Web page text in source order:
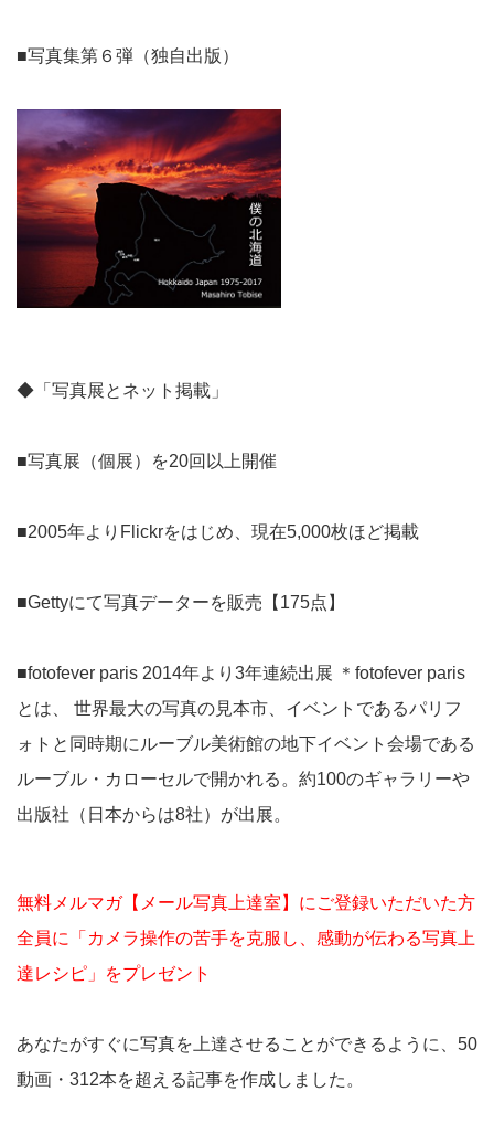
■写真集第６弾（独自出版）
◆「写真展とネット掲載」
■写真展（個展）を20回以上開催
■2005年よりFlickrをはじめ、現在5,000枚ほど掲載
■Gettyにて写真データーを販売【175点】
■fotofever paris 2014年より3年連続出展 ＊fotofever paris
とは、 世界最大の写真の見本市、イベントであるパリフ
ォトと同時期にルーブル美術館の地下イベント会場である
ルーブル・カローセルで開かれる。約100のギャラリーや
出版社（日本からは8社）が出展。
無料メルマガ【メール写真上達室】にご登録いただいた方
全員に「カメラ操作の苦手を克服し、感動が伝わる写真上
達レシピ」をプレゼント
あなたがすぐに写真を上達させることができるように、50
動画・312本を超える記事を作成しました。